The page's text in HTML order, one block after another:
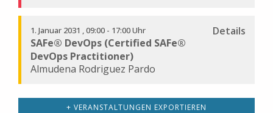
1. Januar 2031 09:00 - 17:00 Uhr
SAFe® DevOps (Certified SAFe®
DevOps Practitioner)
Almudena Rodriguez Pardo
Details
+ VERANSTALTUNGEN EXPORTIEREN